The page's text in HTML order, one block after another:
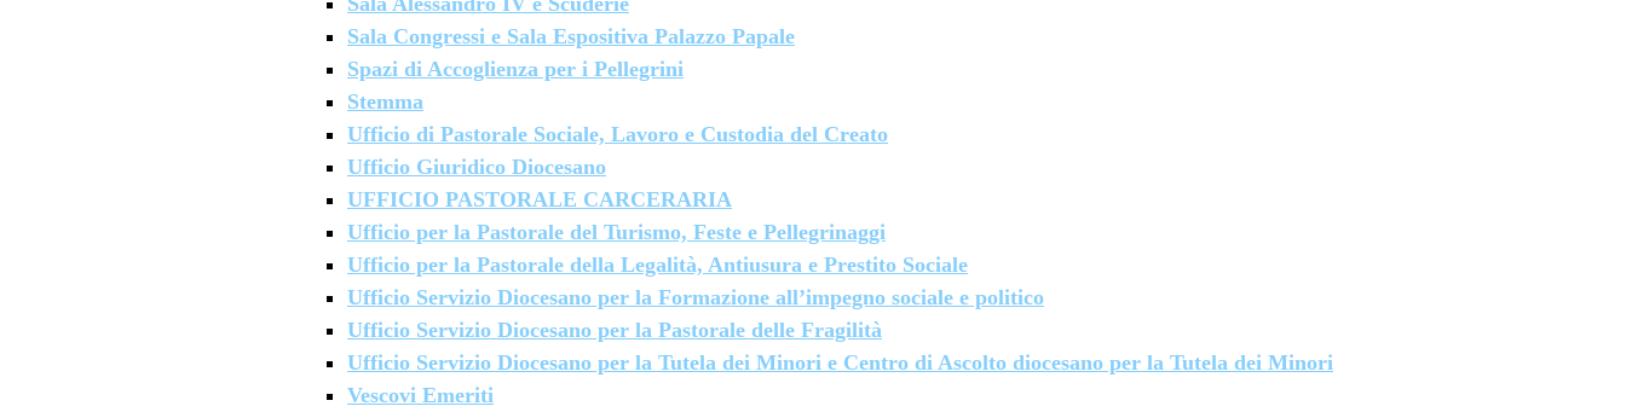
Sala Congressi e Sala Espositiva Palazzo Papale
Spazi di Accoglienza per i Pellegrini
Stemma
Ufficio di Pastorale Sociale, Lavoro e Custodia del Creato
Ufficio Giuridico Diocesano
UFFICIO PASTORALE CARCERARIA
Ufficio per la Pastorale del Turismo, Feste e Pellegrinaggi
Ufficio per la Pastorale della Legalità, Antiusura e Prestito Sociale
Ufficio Servizio Diocesano per la Formazione all’impegno sociale e politico
Ufficio Servizio Diocesano per la Pastorale delle Fragilità
Ufficio Servizio Diocesano per la Tutela dei Minori e Centro di Ascolto diocesano per la Tutela dei Minori
Vescovi Emeriti